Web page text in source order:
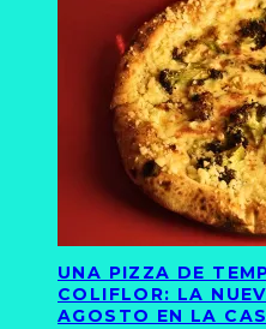
UNA PIZZA DE
COLIFLOR: LA
AGOSTO EN LA